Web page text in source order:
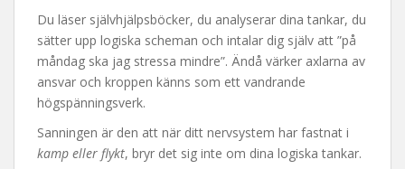
Du läser självhjälpsböcker, du analyserar dina tankar, du
sätter upp logiska scheman och intalar dig själv att ”på
måndag ska jag stressa mindre”. Ändå värker axlarna av
ansvar och kroppen känns som ett vandrande
högspänningsverk.
Sanningen är den att när ditt nervsystem har fastnat i
kamp eller flykt, bryr det sig inte om dina logiska tankar.